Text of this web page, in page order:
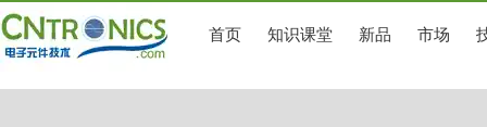
首页 知识课堂 新品 市场